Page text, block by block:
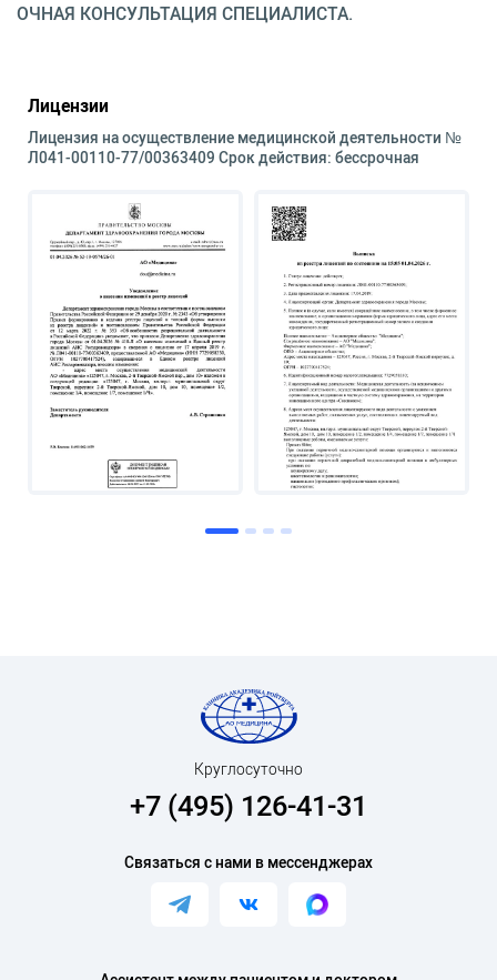
ОЧНАЯ КОНСУЛЬТАЦИЯ СПЕЦИАЛИСТА.
Лицензии
Лицензия на осуществление медицинской деятельности №
Л041-00110-77/00363409 Срок действия: бессрочная
Круглосуточно
+7 (495) 126-41-31
Связаться с нами в мессенджерах